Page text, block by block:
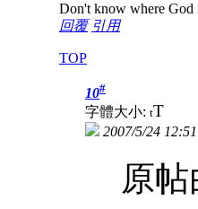
Don't know where God
回覆 引用
TOP
10#
字體大小: tT
2007/5/24 12:51
原帖